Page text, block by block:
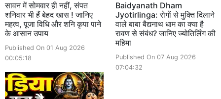
सावन में सोमवार ही नहीं, संपत
शनिवार भी हैं बेहद खास ! जानिए
महत्व, पूजा विधि और शनि कृपा पाने
के आसान उपाय
Published On 01 Aug 2026
00:05:18
Baidyanath Dham
Jyotirlinga: रोगों से मुक्ति दिलाने
वाले बाबा बैद्यनाथ धाम का क्या है
रावण से संबंध? जानिए ज्योतिर्लिंग की
महिमा
Published On 07 Aug 2026
07:04:32